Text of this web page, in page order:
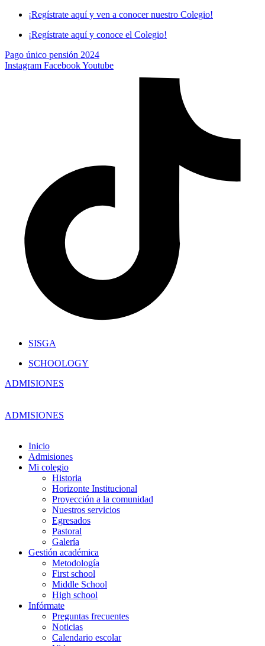
Skip
content
¡Regístrate aquí y ven a conocer nuestro Colegio!
¡Regístrate aquí y conoce el Colegio!
Pago único pensión 2024
Instagram FacebookYoutube
SISGA
SCHOOLOGY
ADMISIONES
ADMISIONES
Inicio
Admisiones
Mi colegio
Historia
Horizonte Institucional
Proyección a la comunidad
Nuestros servicios
Egresados
Pastoral
Galería
Gestión académica
Metodología
First school
Middle School
High school
Infórmate
Preguntas frecuentes
Noticias
Calendario escolar